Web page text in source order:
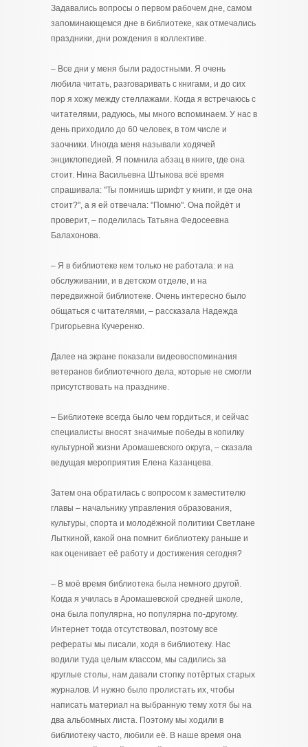
Задавались вопросы о первом рабочем дне, самом
запоминающемся дне в библиотеке, как отмечались
праздники, дни рождения в коллективе.
– Все дни у меня были радостными. Я очень
любила читать, разговаривать с книгами, и до сих
пор я хожу между стеллажами. Когда я встречаюсь с
читателями, радуюсь, мы много вспоминаем. У нас в
день приходило до 60 человек, в том числе и
заочники. Иногда меня называли ходячей
энциклопедией. Я помнила абзац в книге, где она
стоит. Нина Васильевна Штыкова всё время
спрашивала: "Ты помнишь шрифт у книги, и где она
стоит?", а я ей отвечала: "Помню". Она пойдёт и
проверит, – поделилась Татьяна Федосеевна
Балахонова.
– Я в библиотеке кем только не работала: и на
обслуживании, и в детском отделе, и на
передвижной библиотеке. Очень интересно было
общаться с читателями, – рассказала Надежда
Григорьевна Кучеренко.
Далее на экране показали видеовоспоминания
ветеранов библиотечного дела, которые не смогли
присутствовать на празднике.
– Библиотеке всегда было чем гордиться, и сейчас
специалисты вносят значимые победы в копилку
культурной жизни Аромашевского округа, – сказала
ведущая мероприятия Елена Казанцева.
Затем она обратилась с вопросом к заместителю
главы – начальнику управления образования,
культуры, спорта и молодёжной политики Светлане
Лыткиной, какой она помнит библиотеку раньше и
как оценивает её работу и достижения сегодня?
– В моё время библиотека была немного другой.
Когда я училась в Аромашевской средней школе,
она была популярна, но популярна по-другому.
Интернет тогда отсутствовал, поэтому все
рефераты мы писали, ходя в библиотеку. Нас
водили туда целым классом, мы садились за
круглые столы, нам давали стопку потёртых старых
журналов. И нужно было пролистать их, чтобы
написать материал на выбранную тему хотя бы на
два альбомных листа. Поэтому мы ходили в
библиотеку часто, любили её. В наше время она